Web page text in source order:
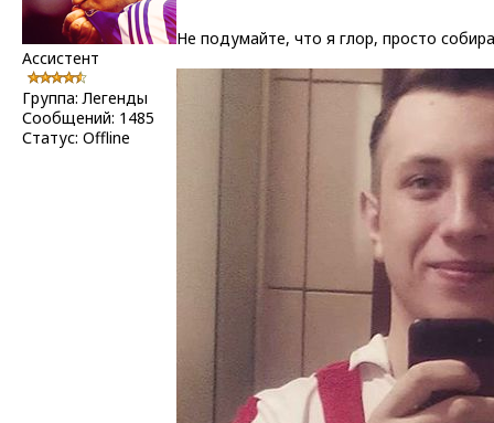
Ассистент
Группа: Легенды
Сообщений: 1485
Статус: Offline
Не подумайте, что я глор, просто